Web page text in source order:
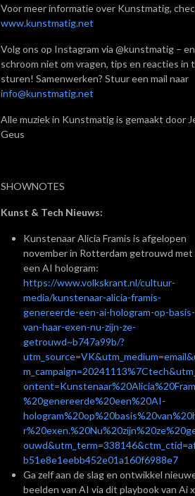
Voor meer informatie over Kunstmatig,
www.kunstmatig.net
Volg ons op Instagram via @kunstmatig – en
schroom niet om vragen, tips en reacties in
sturen! Samenwerken? Stuur een mail naar
info@kunstmatig.net
Alle muziek in Kunstmatig is gemaakt door
Geus
SHOWNOTES
Kunst & Tech Nieuws:
Kunstenaar Alicia Framis is afgelopen
november in Rotterdam getrouwd met
een AI hologram:
https://www.volkskrant.nl/cultuur-
media/kunstenaar-alicia-framis-
genereerde-een-ai-hologram-op-basis-
van-haar-exen-nu-zijn-ze-
getrouwd~b747a99b/?
%20genereerde%20een%20AI-
b51e8e1eebb452e01a160f6988e7
Ga zelf aan de slag en ontwikkel
beelden van AI via dit playbook van Ai x